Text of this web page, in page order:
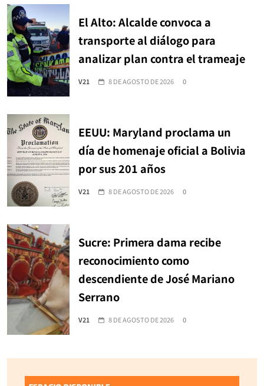
El Alto: Alcalde convoca a
transporte al diálogo para
analizar plan contra el trameaje
V21 8 DE AGOSTO DE 2026 0
EEUU: Maryland proclama un
día de homenaje oficial a Bolivia
por sus 201 años
V21 8 DE AGOSTO DE 2026 0
Sucre: Primera dama recibe
reconocimiento como
descendiente de José Mariano
Serrano
V21 8 DE AGOSTO DE 2026 0